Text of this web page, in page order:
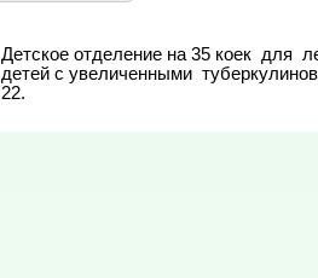
Детское отделение на 35 коек  для
детей с увеличенными